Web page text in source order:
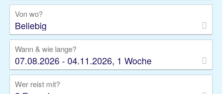
Von wo?
Beliebig
Wann & wie lange?
07.08.2026 - 04.11.2026, 1 Woche
Wer reist mit?